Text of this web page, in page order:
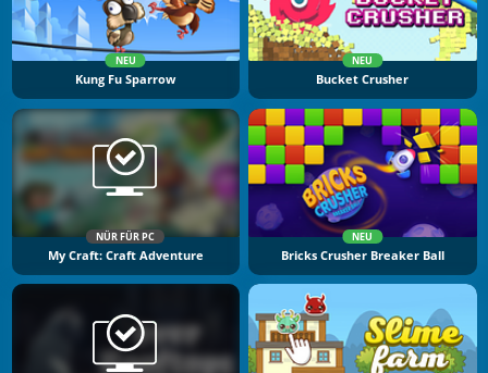
NEU
Kung Fu Sparrow
NEU
Bucket Crusher
NÜR FÜR PC
My Craft: Craft Adventure
NEU
Bricks Crusher Breaker Ball